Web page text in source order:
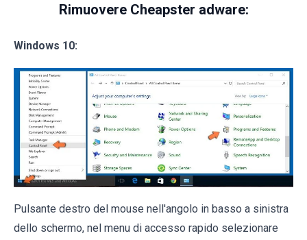
Rimuovere Cheapster adware:
Windows 10:
Pulsante destro del mouse nell'angolo in basso a sinistra
dello schermo, nel menu di accesso rapido selezionare